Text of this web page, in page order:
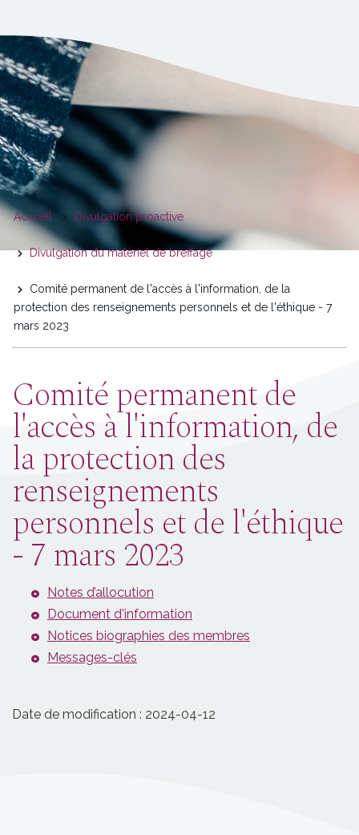
You
are
here
Accueil Divulgation proactive
Divulgation du matériel de breffage
Comité permanent de l'accès à l'information, de la
protection des renseignements personnels et de l'éthique - 7
mars 2023
Comité permanent de
l'accès à l'information, de
la protection des
renseignements
personnels et de l'éthique
- 7 mars 2023
Notes d’allocution
Document d'information
Notices biographies des membres
Messages-clés
Date de modification : 2024-04-12